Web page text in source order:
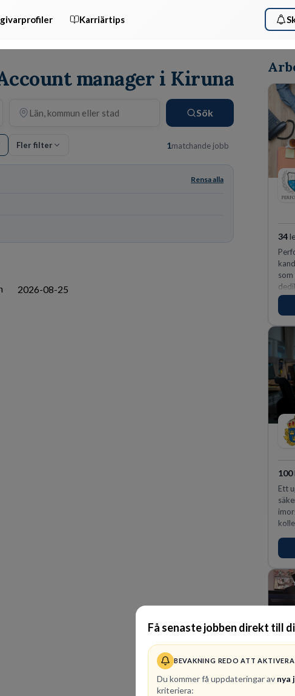
Karriärtips
Få senaste jobben direkt till
BEVAKNING REDO ATT
Du kommer få uppdateringar av nya
kriteriera:
manager i Kiruna
Sök
Fler filter 1matchande jobb
Rensa alla
2026-08-25
34
för
100
Ett